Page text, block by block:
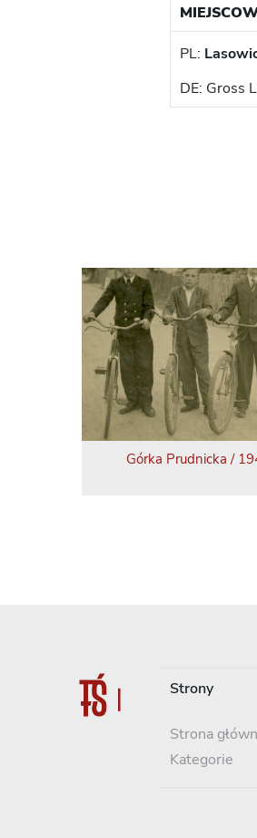
PL:
DE: Gross
Górka Prudnicka /
Strony
Strona
Kategorie